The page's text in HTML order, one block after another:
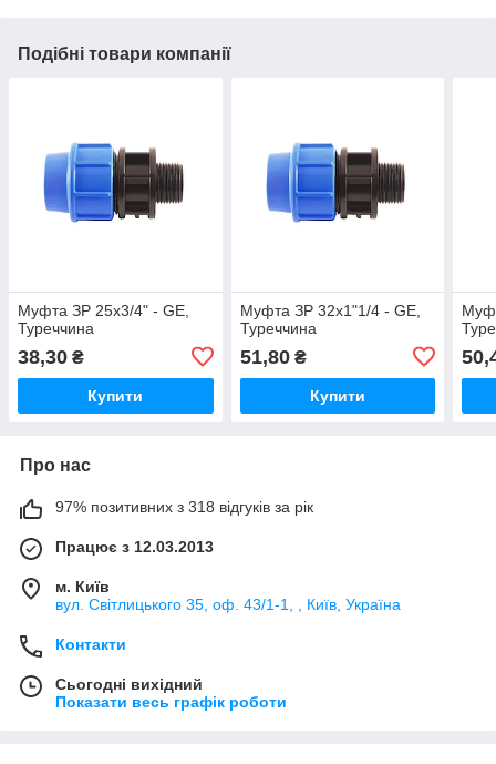
Подібні товари компанії
Муфта ЗР 25х3/4" - GE,
Туреччина
38,30 ₴
Купити
Муфта ЗР 32х1"1/4 - GE,
Туреччина
51,80₴
Купити
Про нас
97% позитивних з 318 відгуків за рік
Працює з 12.03.2013
м. Київ
вул. Світлицького 35, оф. 43/1-1, , Київ, Україна
Контакти
Сьогодні вихідний
Показати весь графік роботи